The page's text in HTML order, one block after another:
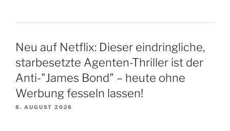
Neu auf Netflix: Dieser eindringliche,
starbesetzte Agenten-Thriller ist der
Anti-"James Bond" – heute ohne
Werbung fesseln lassen!
8. AUGUST 2026